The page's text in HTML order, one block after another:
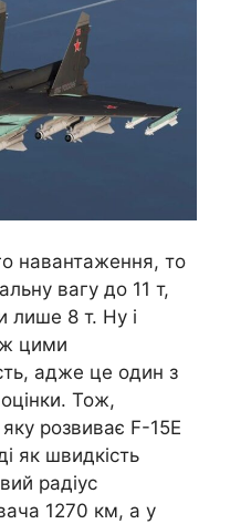
навантаження, то
вагу до 11 т,
лише 8 т. Ну і
цими
адже це один з
Тож,
розвиває F-15E
як швидкість
радіус
1270 км, а у